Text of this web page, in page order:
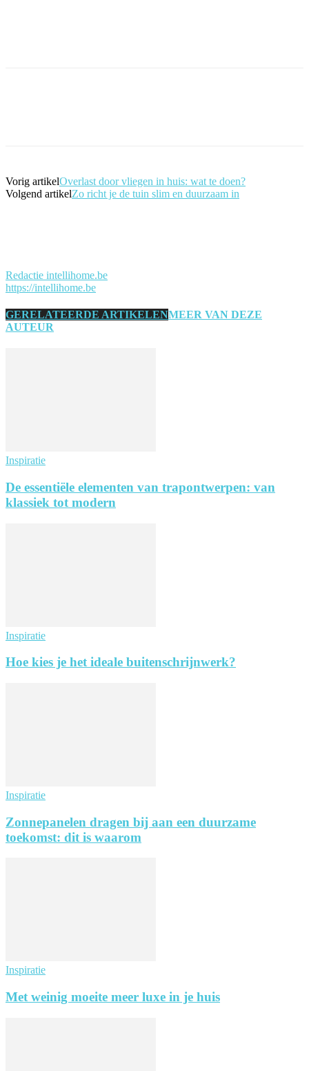
Vorig artikelOverlast door vliegen in huis: wat te doen?
Volgend artikelZo richt je de tuin slim en duurzaam in
Redactie intellihome.be
https://intellihome.be
GERELATEERDE ARTIKELENMEER VAN DEZE
AUTEUR
Inspiratie
De essentiële elementen van trapontwerpen: van
klassiek tot modern
Inspiratie
Hoe kies je het ideale buitenschrijnwerk?
Inspiratie
Zonnepanelen dragen bij aan een duurzame
toekomst: dit is waarom
Inspiratie
Met weinig moeite meer luxe in je huis